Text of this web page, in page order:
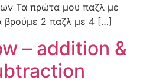
Τα πρώτα μου παζλ με
βρούμε 2 παζλ με 4 […]
– addition &